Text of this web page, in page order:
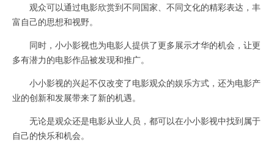
观众可以通过电影欣赏到不同国家、不同文化的精彩表达，丰
富自己的思想和视野。
同时，小小影视也为电影人提供了更多展示才华的机会，让更
多有潜力的电影作品被发现和推广。
小小影视的兴起不仅改变了电影观众的娱乐方式，还为电影产
业的创新和发展带来了新的机遇。
无论是观众还是电影从业人员，都可以在小小影视中找到属于
自己的快乐和机会。